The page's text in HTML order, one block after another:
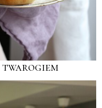
twarogiem